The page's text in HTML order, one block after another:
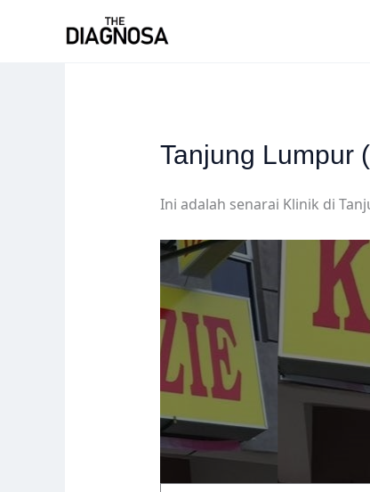
Tanjung Lumpur
Ini adalah senarai Klinik di